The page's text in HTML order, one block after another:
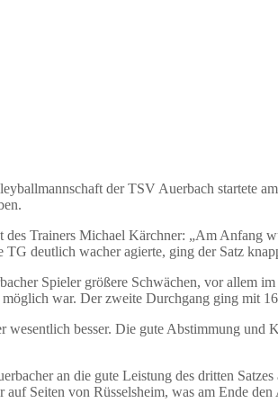
der TSV Auerbach startete
des Trainers Michael Kärchner: „Am Anfang
deutlich wacher agierte, ging der Satz
Spieler größere Schwächen, vor allem
war. Der zweite Durchgang ging mit
wesentlich besser. Die gute Abstimmung
an die gute Leistung des dritten
Seiten von Rüsselsheim, was am Ende